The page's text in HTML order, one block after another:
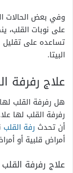
وفي بعض الحالات
على نوبات القلب،
تساعده على تقليل
البيتا.
علاج رفرفة
هل رفرفة القلب
رفرفة القلب لها
أن تحدث رفة القلب
أمراض قلبية أو
علاج رفرفة